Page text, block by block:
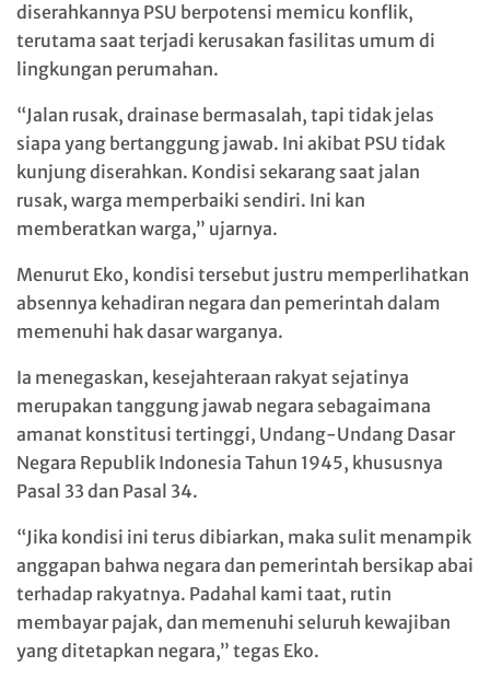
diserahkannya PSU berpotensi memicu konflik,
terutama saat terjadi kerusakan fasilitas umum di
lingkungan perumahan.
“Jalan rusak, drainase bermasalah, tapi tidak jelas
siapa yang bertanggung jawab. Ini akibat PSU tidak
kunjung diserahkan. Kondisi sekarang saat jalan
rusak, warga memperbaiki sendiri. Ini kan
memberatkan warga,” ujarnya.
Menurut Eko, kondisi tersebut justru memperlihatkan
absennya kehadiran negara dan pemerintah dalam
memenuhi hak dasar warganya.
Ia menegaskan, kesejahteraan rakyat sejatinya
merupakan tanggung jawab negara sebagaimana
amanat konstitusi tertinggi, Undang-Undang Dasar
Negara Republik Indonesia Tahun 1945, khususnya
Pasal 33 dan Pasal 34.
“Jika kondisi ini terus dibiarkan, maka sulit menampik
anggapan bahwa negara dan pemerintah bersikap abai
terhadap rakyatnya. Padahal kami taat, rutin
membayar pajak, dan memenuhi seluruh kewajiban
yang ditetapkan negara,” tegas Eko.